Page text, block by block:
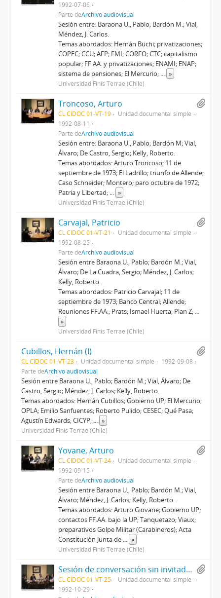
1992-07-06
Parte deArchivo audiovisual
Sesión entre: Baraona U., Pablo; Bardón M.; Vial,
Méndez, J. Carlos.
Temas abordados: Hernán Büchi; privatizaciones;
COPEC; CCU; AFP; FMI; CORFO; CTC; capitalismo
popular; FF.AA. y privatizaciones; ENAMI; ENAP;
sistema de pensiones; El Mercurio; ... »
Universidad Finis Terrae (Chile)
Troncoso, Arturo
CL CIDOC 01-VT-19
Unidad documental simple
1992-08-11
Parte deArchivo audiovisual
Sesión entre: Baraona U., Pablo; Bardón M; Vial,
Álvaro; De Castro, Sergio; Kelly, Roberto.
Temas abordados: Arturo Troncoso; 11 de
septiembre de 1973; El Ladrillo; triunfo de Allende;
Caso Schneider; Montero; paro octubre de 1972;
Patria y Libertad; ... »
Universidad Finis Terrae (Chile)
Carvajal, Patricio
CL CIDOC 01-VT-21
Unidad documental simple
1992-08-25
Parte deArchivo audiovisual
Sesión entre Baraona U., Pablo; Bardón M.; Vial,
Álvaro; De La Cuadra, Sergio; Méndez, J. Carlos;
Kelly, Roberto.
Temas abordados: Patricio Carvajal; 11 de
septiembre de 1973; Banco Central; Allende;
Reuniones FF.AA.; Prats; Ismael Huerta; Plan Z; ...
»
Universidad Finis Terrae (Chile)
Cubillos, Hernán (I)
CL CIDOC 01-VT-23 Unidad documental simple
1992-09-08
Parte deArchivo audiovisual
Sesión entre Baraona U., Pablo; Bardón M.; Vial, Álvaro; De
Castro, Sergio; Méndez, J. Carlos; Kelly, Roberto.
Temas abordados: Hernán Cubillos; Gobierno UP; El Mercurio;
OPLA; Emilio Sanfuentes; Roberto Pulido; CESEC; Qué Pasa;
Agustín Edwards; CICYP; ... »
Universidad Finis Terrae (Chile)
Yovane, Arturo
CL CIDOC 01-VT-24
Unidad documental simple
1992-09-15
Parte deArchivo audiovisual
Sesión entre Baraona U., Pablo; Bardón M.; Vial,
Álvaro; Méndez, J. Carlos; Kelly, Roberto.
Temas abordados: Arturo Giovane; Gobierno UP;
contactos FF.AA. bajo la UP; Tanquetazo; Viaux;
preparativos Golpe Militar (Carabineros); Acta
Constitución Junta de ... »
Universidad Finis Terrae (Chile)
Sesión de conversación sin invitado (II)
CL CIDOC 01-VT-25
Unidad documental simple
1992-10-29